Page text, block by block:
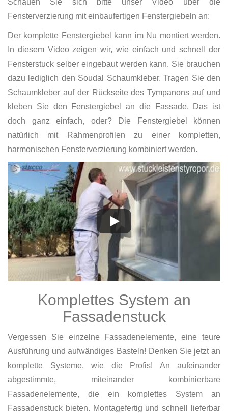
Fensterverzierung mit einbaufertigen Fenstergiebeln an:
Der komplette Fenstergiebel kann im Nu montiert werden.
In diesem Video zeigen wir, wie einfach und schnell der
Fensterstuck selber eingebaut werden kann. Sie brauchen
dazu lediglich den Soudal Schaumkleber. Tragen Sie den
Schaumkleber auf der Rückseite des Tympanons auf und
kleben Sie den Fenstergiebel an die Fassade. Das ist
doch ganz einfach, oder? Die Fenstergiebel können
natürlich mit Rahmenprofilen zu einer kompletten,
harmonischen Fensterverzierung kombiniert werden.
Komplettes System an
Fassadenstuck
Vergessen Sie einzelne Fassadenelemente, eine teure
Ausführung und aufwändiges Basteln! Denken Sie jetzt an
komplette Systeme, wie die Profis! An aufeinander
abgestimmte, miteinander kombinierbare
Fassadenelemente, die ein komplettes System an
Fassadenstuck bieten. Montagefertig und schnell lieferbar